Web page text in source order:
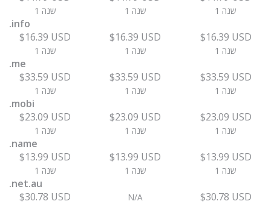
1 שנה 1 שנה 1 שנה
.info
$16.39 USD
1 שנה
$16.39 USD
1 שנה
$16.39 USD
1 שנה
.me
$33.59 USD
1 שנה
$33.59 USD
1 שנה
$33.59 USD
1 שנה
.mobi
$23.09 USD
1 שנה
$23.09 USD
1 שנה
$23.09 USD
1 שנה
.name
$13.99 USD
1 שנה
$13.99 USD
1 שנה
$13.99 USD
1 שנה
.net.au
$30.78 USD
N/A $30.78 USD